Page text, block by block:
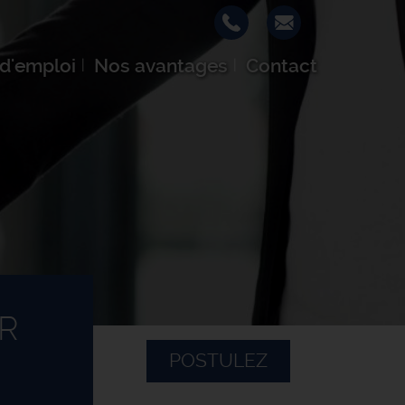
Nos avantages Contact
POSTULEZ